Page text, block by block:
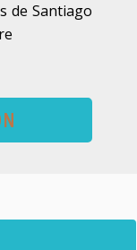
de Santiago